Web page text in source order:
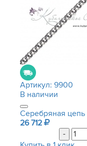
Артикул: 9900
В наличии
Серебряная
26 712
-